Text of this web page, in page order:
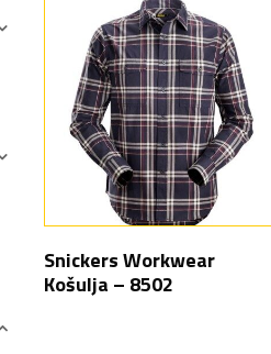
Snickers Workwear
Košulja – 8502